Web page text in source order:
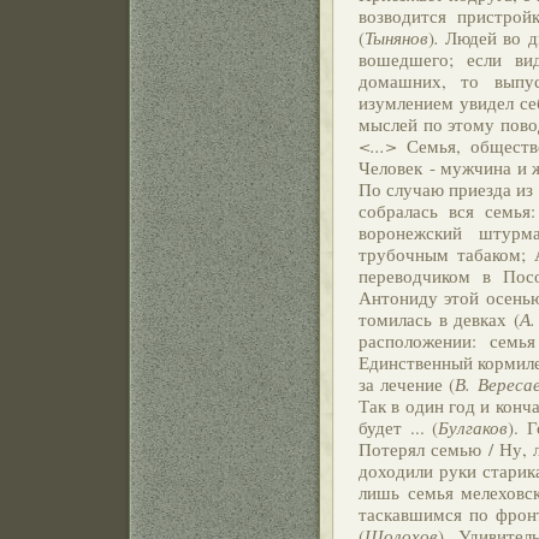
возводится
(Тынянов).Людей во
вошедшего; если
домашних, то
изумлением увидел
мыслей по этому
<...> Семья,
Человек - мужчина и
По случаю приезда
собралась вся
воронежский
трубочным
переводчиком в
Антониду этой
томилась в девках (
расположении:
Единственный
за лечение (В.
Так в один год и
будет ... (Булгаков).
Потерял семью / Ну,
доходили руки
лишь семья
таскавшимся по